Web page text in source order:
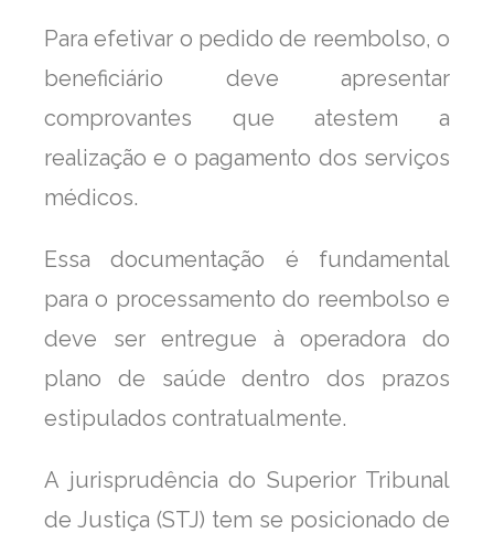
Para efetivar o pedido de reembolso, o
beneficiário deve apresentar
comprovantes que atestem a
realização e o pagamento dos serviços
médicos.
Essa documentação é fundamental
para o processamento do reembolso e
deve ser entregue à operadora do
plano de saúde dentro dos prazos
estipulados contratualmente.
A jurisprudência do Superior Tribunal
de Justiça (STJ) tem se posicionado de